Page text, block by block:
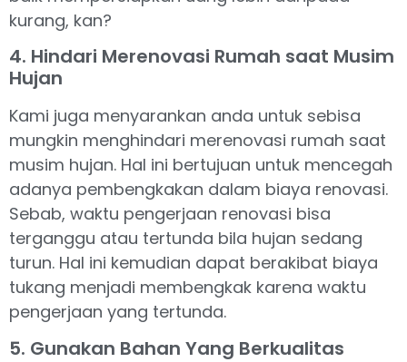
kurang, kan?
4. Hindari Merenovasi Rumah saat Musim
Hujan
Kami juga menyarankan anda untuk sebisa
mungkin menghindari merenovasi rumah saat
musim hujan. Hal ini bertujuan untuk mencegah
adanya pembengkakan dalam biaya renovasi.
Sebab, waktu pengerjaan renovasi bisa
terganggu atau tertunda bila hujan sedang
turun. Hal ini kemudian dapat berakibat biaya
tukang menjadi membengkak karena waktu
pengerjaan yang tertunda.
5. Gunakan Bahan Yang Berkualitas